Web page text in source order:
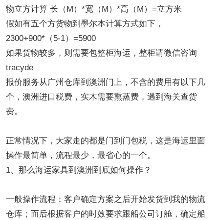
物立方计算 长（M）*宽（M）*高（M）=立方米
假如有五个方货物到墨尔本计算方式如下，
2300+900*（5-1）=5900
如果货物较多，则需要包整柜海运，整柜请微信咨询
tracyde
报价服务从广州仓库到澳洲门上，不含的费用有以下几
个，澳洲进口税费，实木需要熏蒸费，遇到海关查货
费。
正常情况下，大家走的都是门到门包税，这是海运里面
操作最简单，流程最少，最省心的一个。
1、那么海运家具到澳洲到底如何操作？
一般操作流程：客户确定方案之后开始发货到我的物流
仓库；而后根据客户的时效要求跟船公司订舱，确定船